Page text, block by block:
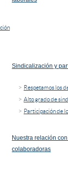
Sindicalización y
> Respetamos los
> Alto grado de
> Participación de
Nuestra relación
colaboradoras